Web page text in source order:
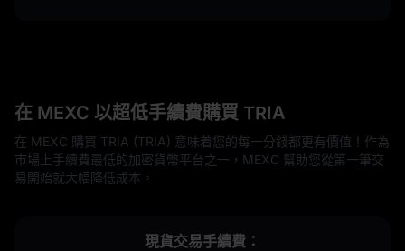
在 MEXC 以超低手續費購買 TRIA
在 MEXC 購買 TRIA (TRIA) 意味着您的每一分錢都更有價值！作為
市場上手續費最低的加密貨幣平台之一，MEXC 幫助您從第一筆交
易開始就大幅降低成本。
現貨交易手續費：